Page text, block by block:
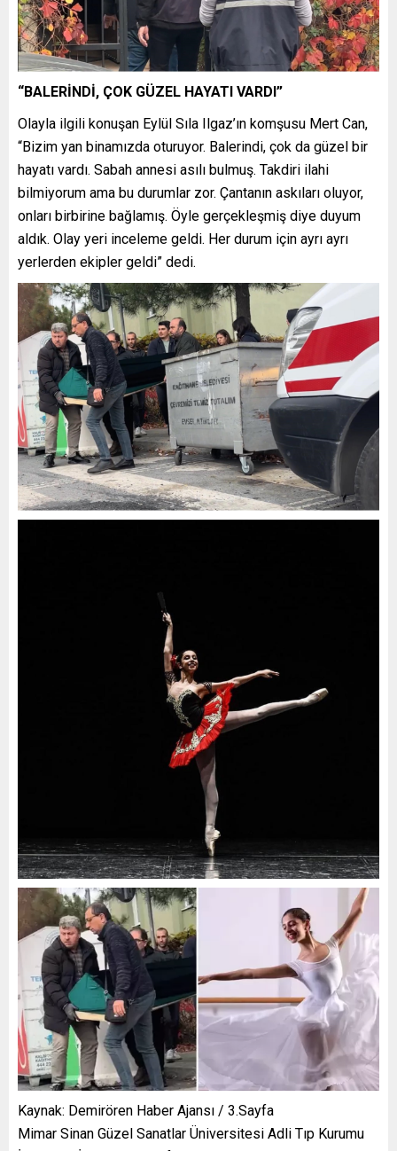
“BALERİNDİ, ÇOK GÜZEL HAYATI VARDI”
Olayla ilgili konuşan Eylül Sıla Ilgaz’ın komşusu Mert Can,
“Bizim yan binamızda oturuyor. Balerindi, çok da güzel bir
hayatı vardı. Sabah annesi asılı bulmuş. Takdiri ilahi
bilmiyorum ama bu durumlar zor. Çantanın askıları oluyor,
onları birbirine bağlamış. Öyle gerçekleşmiş diye duyum
aldık. Olay yeri inceleme geldi. Her durum için ayrı ayrı
yerlerden ekipler geldi” dedi.
Kaynak: Demirören Haber Ajansı / 3.Sayfa
Mimar Sinan Güzel Sanatlar Üniversitesi Adli Tıp Kurumu